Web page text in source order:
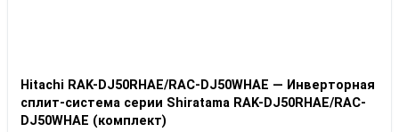
Hitachi RAK-DJ50RHAE/RAC-DJ50WHAE — Инверторная
сплит-система серии Shiratama RAK-DJ50RHAE/RAC-
DJ50WHAE (комплект)